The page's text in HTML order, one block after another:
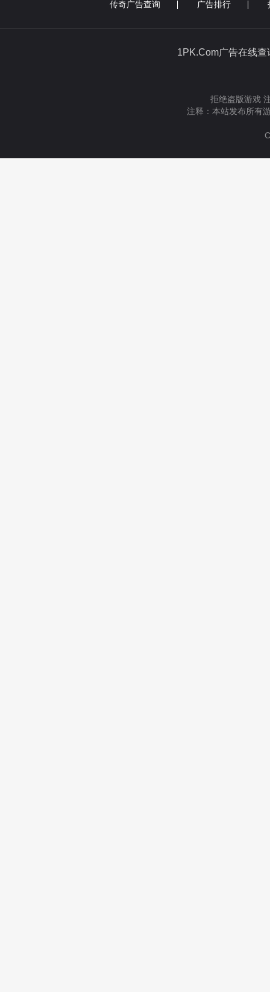
传奇广告查询 广告排行
1PK.Com广告在
拒绝盗版游戏
注释：本站发布所有